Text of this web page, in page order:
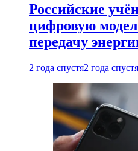
Российские
цифровую
передачу
2 года спустя2 года спустя